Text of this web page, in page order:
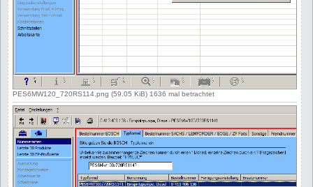
PES6MW120_720RS114.png (59.05 KiB) 1636 mal betrachtet